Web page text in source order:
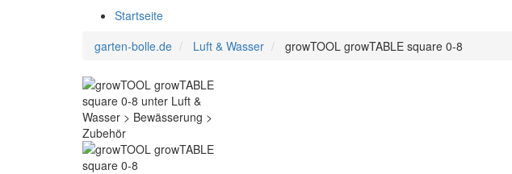
Startseite
garten-bolle.de
Luft & Wasser growTOOL growTABLE square 0-8